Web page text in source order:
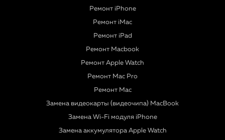
Ремонт iPhone
Ремонт iMac
Ремонт iPad
Ремонт Macbook
Ремонт Apple Watch
Ремонт Mac Pro
Ремонт Mac
Замена видеокарты (видеочипа) MacBook
Замена Wi-Fi модуля iPhone
Замена аккумулятора Apple Watch